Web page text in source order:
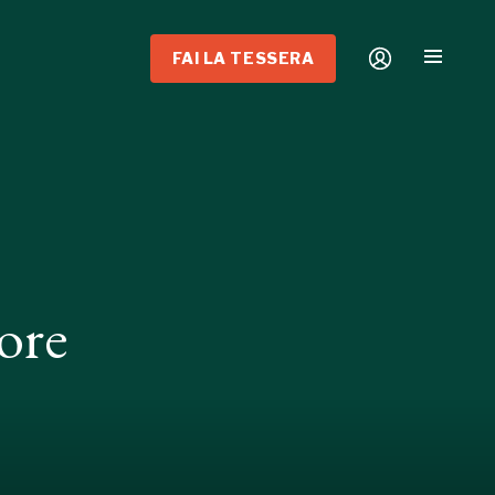
FAI LA TESSERA